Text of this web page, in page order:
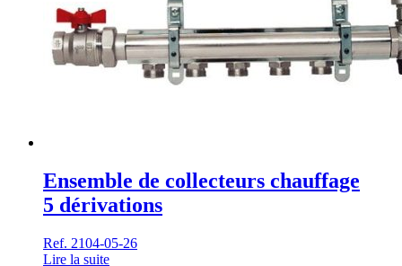
Ensemble de collecteurs chauffage
5 dérivations
Ref. 2104-05-26
Lire la suite